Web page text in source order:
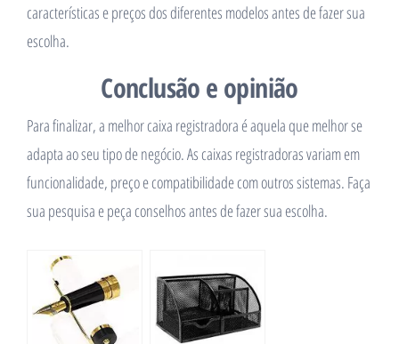
características e preços dos diferentes modelos antes de fazer sua
escolha.
Conclusão e opinião
Para finalizar, a melhor caixa registradora é aquela que melhor se
adapta ao seu tipo de negócio. As caixas registradoras variam em
funcionalidade, preço e compatibilidade com outros sistemas. Faça
sua pesquisa e peça conselhos antes de fazer sua escolha.